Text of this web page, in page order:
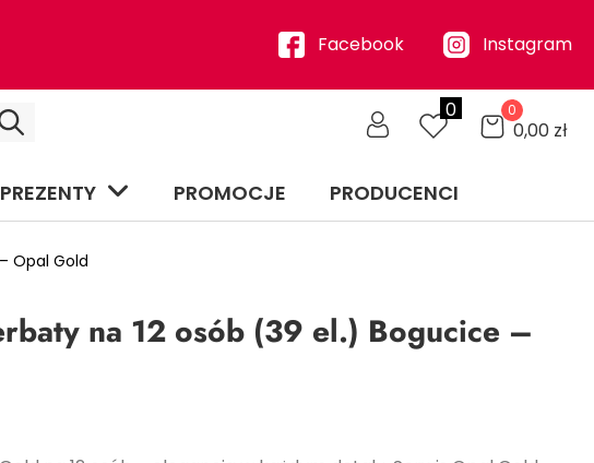
Facebook Instagram
0 0
0,00 zł
PREZENTY PROMOCJE PRODUCENCI
Opal Gold
na 12 osób (39 el.) Bogucice –